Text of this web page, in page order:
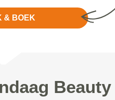
& BOEK
Beauty